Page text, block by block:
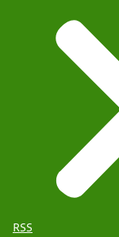
RSS